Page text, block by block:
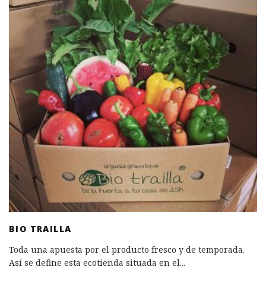
BIO TRAILLA
Toda una apuesta por el producto fresco y de temporada.
Así se define esta ecotienda situada en el...